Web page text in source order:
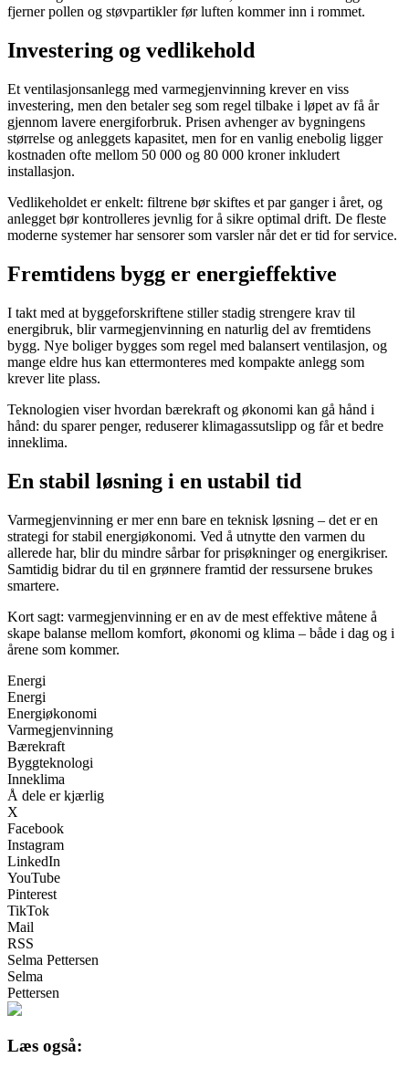
fjerner pollen og støvpartikler før luften kommer inn i rommet.
Investering og vedlikehold
Et ventilasjonsanlegg med varmegjenvinning krever en viss
investering, men den betaler seg som regel tilbake i løpet av få år
gjennom lavere energiforbruk. Prisen avhenger av bygningens
størrelse og anleggets kapasitet, men for en vanlig enebolig ligger
kostnaden ofte mellom 50 000 og 80 000 kroner inkludert
installasjon.
Vedlikeholdet er enkelt: filtrene bør skiftes et par ganger i året, og
anlegget bør kontrolleres jevnlig for å sikre optimal drift. De fleste
moderne systemer har sensorer som varsler når det er tid for service.
Fremtidens bygg er energieffektive
I takt med at byggeforskriftene stiller stadig strengere krav til
energibruk, blir varmegjenvinning en naturlig del av fremtidens
bygg. Nye boliger bygges som regel med balansert ventilasjon, og
mange eldre hus kan ettermonteres med kompakte anlegg som
krever lite plass.
Teknologien viser hvordan bærekraft og økonomi kan gå hånd i
hånd: du sparer penger, reduserer klimagassutslipp og får et bedre
inneklima.
En stabil løsning i en ustabil tid
Varmegjenvinning er mer enn bare en teknisk løsning – det er en
strategi for stabil energiøkonomi. Ved å utnytte den varmen du
allerede har, blir du mindre sårbar for prisøkninger og energikriser.
Samtidig bidrar du til en grønnere framtid der ressursene brukes
smartere.
Kort sagt: varmegjenvinning er en av de mest effektive måtene å
skape balanse mellom komfort, økonomi og klima – både i dag og i
årene som kommer.
Energi
Energi
Energiøkonomi
Varmegjenvinning
Bærekraft
Byggteknologi
Inneklima
Å dele er kjærlig
X
Facebook
Instagram
LinkedIn
YouTube
Pinterest
TikTok
Mail
RSS
Selma Pettersen
Selma
Pettersen
Læs også: